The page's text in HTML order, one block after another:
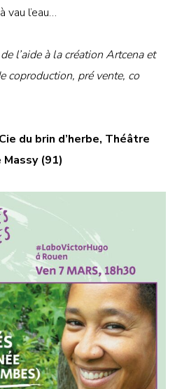
vau l’eau…
l’aide à la création Artcena et
coproduction, pré vente, co
du brin d’herbe, Théâtre
Massy (91)